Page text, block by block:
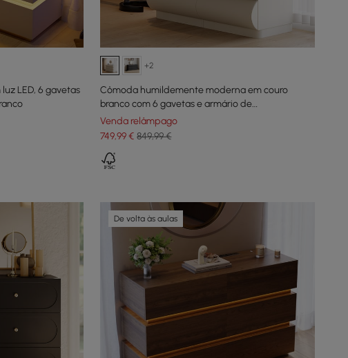
LED, 6 gavetas
+2
Cômoda humildemente moderna em couro
branco com 6 gavetas e armário de
armazenamento
Venda relâmpago
749,99€ 849,99 €
De volta às aulas